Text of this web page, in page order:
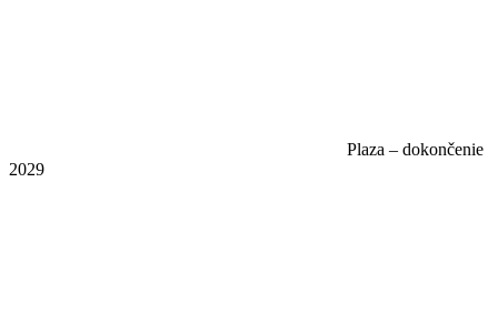
Plaza – dokončenie
2029